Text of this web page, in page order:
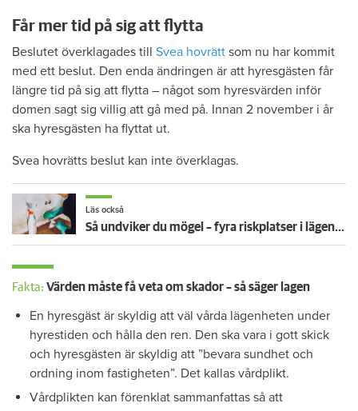
Får mer tid på sig att flytta
Beslutet överklagades till Svea hovrätt som nu har kommit
med ett beslut. Den enda ändringen är att hyresgästen får
längre tid på sig att flytta – något som hyresvärden inför
domen sagt sig villig att gå med på. Innan 2 november i år
ska hyresgästen ha flyttat ut.
Svea hovrätts beslut kan inte överklagas.
Läs också
Så undviker du mögel – fyra riskplatser i lägenheten: ”Måste städa bort”
Fakta: Värden måste få veta om skador – så säger lagen
En hyresgäst är skyldig att väl vårda lägenheten under
hyrestiden och hålla den ren. Den ska vara i gott skick
och hyresgästen är skyldig att ”bevara sundhet och
ordning inom fastigheten”. Det kallas vårdplikt.
Vårdplikten kan förenklat sammanfattas så att